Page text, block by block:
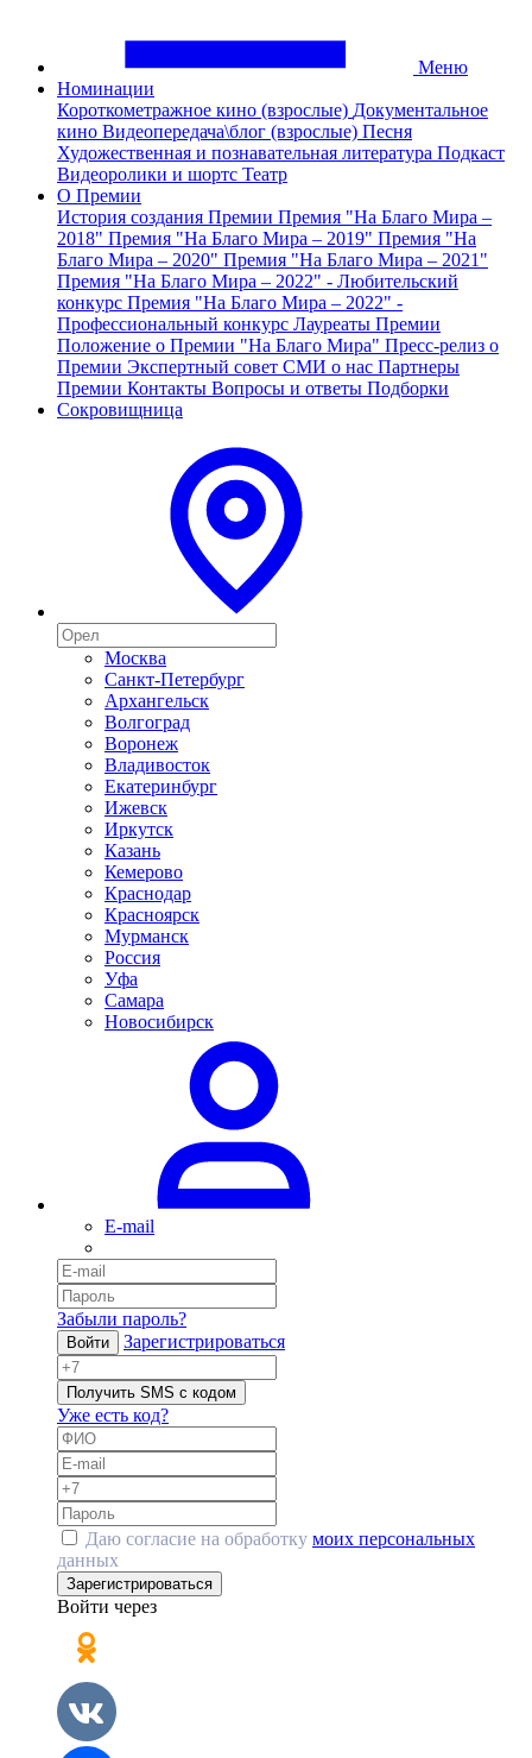
Меню
Номинации
Короткометражное кино (взрослые) Документальное
кино Видеопередача\блог (взрослые) Песня
Художественная и познавательная литература Подкаст
Видеоролики и шортс Театр
О Премии
История создания Премии Премия "На Благо Мира –
2018" Премия "На Благо Мира – 2019" Премия "На
Благо Мира – 2020" Премия "На Благо Мира – 2021"
Премия "На Благо Мира – 2022" - Любительский
конкурс Премия "На Благо Мира – 2022" -
Профессиональный конкурс Лауреаты Премии
Положение о Премии "На Благо Мира" Пресс-релиз о
Премии Экспертный совет СМИ о нас Партнеры
Премии Контакты Вопросы и ответы Подборки
Сокровищница
Москва
Санкт-Петербург
Архангельск
Волгоград
Воронеж
Владивосток
Екатеринбург
Ижевск
Иркутск
Казань
Кемерово
Краснодар
Красноярск
Мурманск
Россия
Уфа
Самара
Новосибирск
E-mail
Забыли пароль?
Войти Зарегистрироваться
Получить SMS с кодом
Уже есть код?
Даю согласие на обработку моих персональных
данных
Зарегистрироваться
Войти через